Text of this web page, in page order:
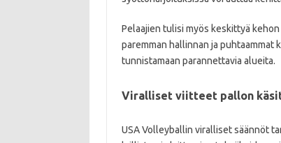
Pelaajien tulisi myös keskittyä
paremman hallinnan ja
tunnistamaan parannettavia alueita.
Viralliset viitteet pallon
USA Volleyballin viralliset säännöt